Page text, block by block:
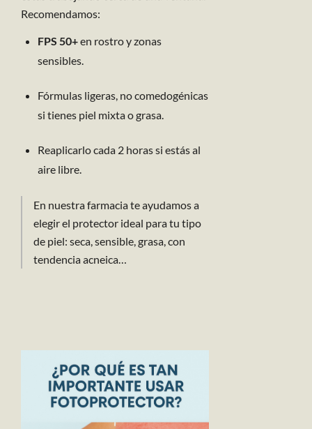
Recomendamos:
FPS 50+en rostro y zonas
sensibles.
Fórmulas ligeras, no comedogénicas
si tienes piel mixta o grasa.
Reaplicarlo cada 2 horas si estás al
aire libre.
En nuestra farmacia te ayudamos a
elegir el protector ideal para tu tipo
de piel: seca, sensible, grasa, con
tendencia acneica…